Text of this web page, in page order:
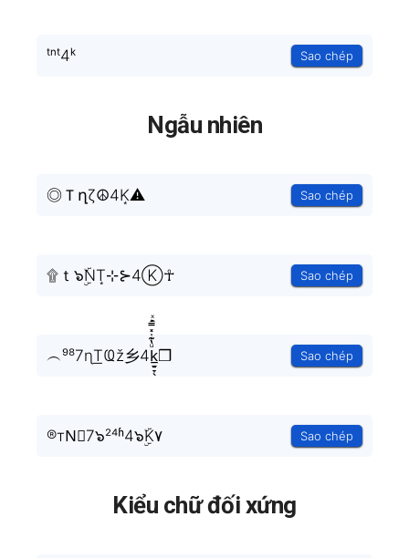
ᵗⁿᵗ4ᵏ Sao chép
Ngẫu nhiên
◎Ｔղζ☮4K͙⚠ Sao chép
۩ｔ๖ۣۜNT͙⊹⊱4Ⓚ☥ Sao chép
︵⁹⁸7ɳT͟Ҩž乡4k̲̱̠̞̖ͧ̔͊̇̽̿̑ͯͅ❒ Sao chép
®тN⃟7๖²⁴ʱ4๖ۣۜK۷ Sao chép
Kiểu chữ đối xứng